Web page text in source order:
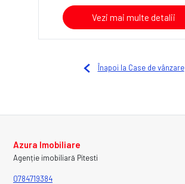
Vezi mai multe detalii
Înapoi la Case de vânzare
Azura Imobiliare
Agenție imobiliară Pitesti
0784719384